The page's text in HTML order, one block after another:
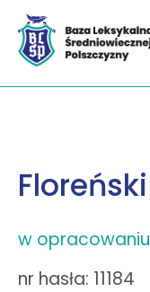
Floreński
w opracowaniu
nr hasła: 11184